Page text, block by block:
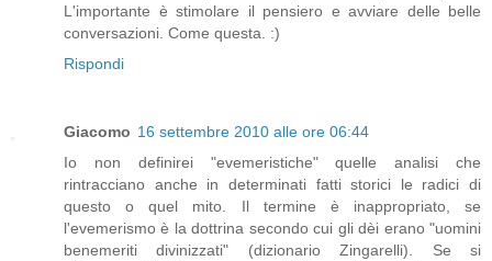
L'importante è stimolare il pensiero e avviare delle belle
conversazioni. Come questa. :)
Rispondi
Giacomo 16 settembre 2010 alle ore 06:44
Io non definirei "evemeristiche" quelle analisi che
rintracciano anche in determinati fatti storici le radici di
questo o quel mito. Il termine è inappropriato, se
l'evemerismo è la dottrina secondo cui gli dèi erano "uomini
benemeriti divinizzati" (dizionario Zingarelli). Se si